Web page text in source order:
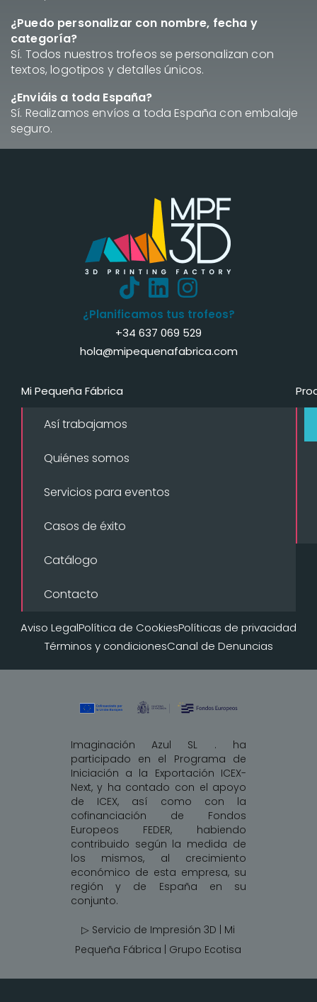
¿Puedo personalizar con nombre, fecha y
categoría?
Sí. Todos nuestros trofeos se personalizan con
textos, logotipos y detalles únicos.
¿Enviáis a toda España?
Sí. Realizamos envíos a toda España con embalaje
seguro.
¿Planificamos tus trofeos?
+34 637 069 529
hola@mipequenafabrica.com
Mi Pequeña Fábrica
Así trabajamos
Quiénes somos
Servicios para eventos
Casos de éxito
Catálogo
Contacto
Aviso LegalPolítica de CookiesPolíticas de privacidad
Términos y condicionesCanal de Denuncias
Imaginación Azul SL . ha
participado en el Programa de
Iniciación a la Exportación ICEX-
Next, y ha contado con el apoyo
de ICEX, así como con la
cofinanciación de Fondos
Europeos FEDER, habiendo
contribuido según la medida de
los mismos, al crecimiento
económico de esta empresa, su
región y de España en su
conjunto.
▷ Servicio de Impresión 3D | Mi
Pequeña Fábrica | Grupo Ecotisa